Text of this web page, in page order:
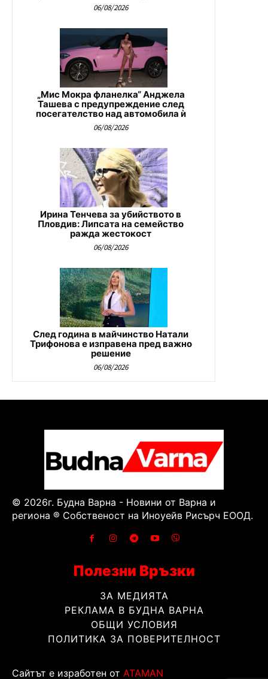
06/08/2026
„Мис Мокра фланелка“ Анджела
Ташева с предупреждение след
посегателство над автомобила ѝ
06/08/2026
Ирина Тенчева за убийството в
Пловдив: Липсата на семейство
ражда жестокост
06/08/2026
След година в майчинство Натали
Трифонова е изправена пред важно
решение
06/08/2026
© 2026г. Будна Варна - Новини от Варна и
региона ® Собственост на Иноуейв Рисърч ЕООД.
Полезни Връзки
ЗА МЕДИЯТА
РЕКЛАМА В БУДНА ВАРНА
ОБЩИ УСЛОВИЯ
ПОЛИТИКА ЗА ПОВЕРИТЕЛНОСТ
Сайтът е изработен от ATAMAN